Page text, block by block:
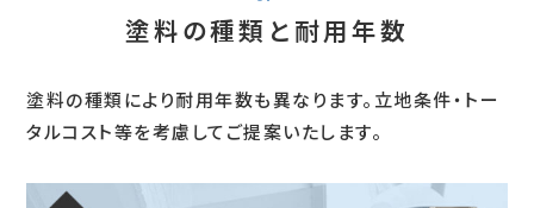
塗料の種類と耐用年数
塗料の種類により耐用年数も異なります。立地条件・トー
タルコスト等を考慮してご提案いたします。